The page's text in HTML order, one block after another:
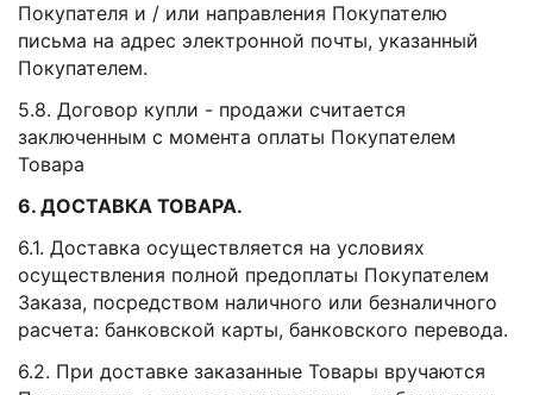
Покупателя и / или направления Покупателю
письма на адрес электронной почты, указанный
Покупателем.
5.8. Договор купли - продажи считается
заключенным с момента оплаты Покупателем
Товара
6. ДОСТАВКА ТОВАРА.
6.1. Доставка осуществляется на условиях
осуществления полной предоплаты Покупателем
Заказа, посредством наличного или безналичного
расчета: банковской карты, банковского перевода.
6.2. При доставке заказанные Товары вручаются